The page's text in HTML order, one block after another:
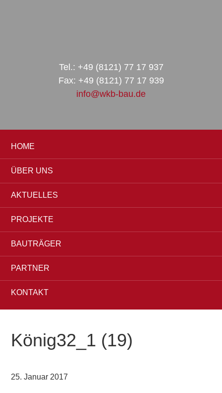
Tel.: +49 (8121) 77 17 937
Fax: +49 (8121) 77 17 939
info@wkb-bau.de
HOME
ÜBER UNS
AKTUELLES
PROJEKTE
BAUTRÄGER
PARTNER
KONTAKT
König32_1 (19)
25. Januar 2017